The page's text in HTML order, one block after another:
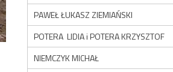
PAWEŁ ŁUKASZ ZIEMIAŃSKI
POTERA LIDIA i POTERA KRZYSZTOF
NIEMCZYK MICHAŁ